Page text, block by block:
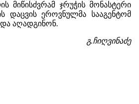
მიწისძვრამ ჯრუჭის მონასტერი
დაცვის ეროვნულმა სააგენტომ
აღადგინონ.
გ.ჩიღვინაძე